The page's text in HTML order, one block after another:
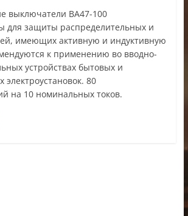
выключатели ВА47-100
для защиты распределительных и
имеющих активную и индуктивную
к применению во вводно-
устройствах бытовых и
80
на 10 номинальных токов.